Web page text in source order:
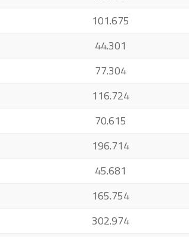
101.675
44.301
77.304
116.724
70.615
196.714
45.681
165.754
302.974